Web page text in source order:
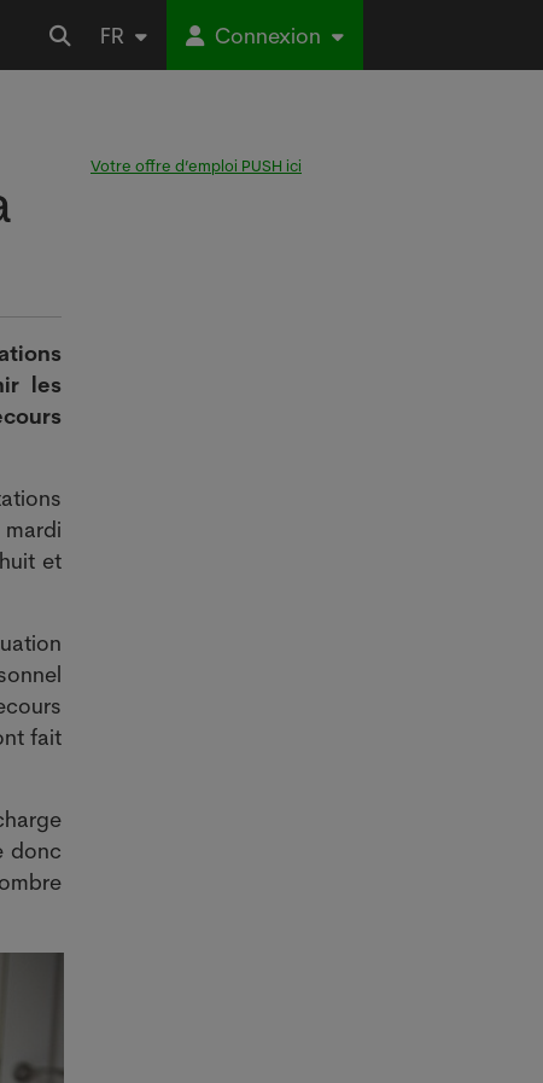
FR Connexion
les
et
fait
donc
Votre offre d’emploi PUSH ici